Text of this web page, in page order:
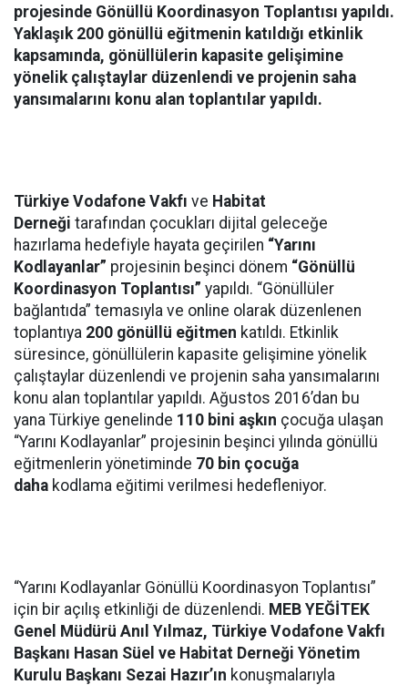
projesinde Gönüllü Koordinasyon Toplantısı yapıldı.
Yaklaşık 200 gönüllü eğitmenin katıldığı etkinlik
kapsamında, gönüllülerin kapasite gelişimine
yönelik çalıştaylar düzenlendi ve projenin saha
yansımalarını konu alan toplantılar yapıldı.
Türkiye Vodafone Vakfı ve Habitat
Derneği tarafından çocukları dijital geleceğe
hazırlama hedefiyle hayata geçirilen “Yarını
Kodlayanlar” projesinin beşinci dönem “Gönüllü
Koordinasyon Toplantısı” yapıldı. “Gönüllüler
bağlantıda” temasıyla ve online olarak düzenlenen
toplantıya 200 gönüllü eğitmen katıldı. Etkinlik
süresince, gönüllülerin kapasite gelişimine yönelik
çalıştaylar düzenlendi ve projenin saha yansımalarını
konu alan toplantılar yapıldı. Ağustos 2016’dan bu
yana Türkiye genelinde 110 bini aşkın çocuğa ulaşan
“Yarını Kodlayanlar” projesinin beşinci yılında gönüllü
eğitmenlerin yönetiminde 70 bin çocuğa
daha kodlama eğitimi verilmesi hedefleniyor.
“Yarını Kodlayanlar Gönüllü Koordinasyon Toplantısı”
için bir açılış etkinliği de düzenlendi. MEB YEĞİTEK
Genel Müdürü Anıl Yılmaz, Türkiye Vodafone Vakfı
Başkanı Hasan Süel ve Habitat Derneği Yönetim
Kurulu Başkanı Sezai Hazır’ın konuşmalarıyla